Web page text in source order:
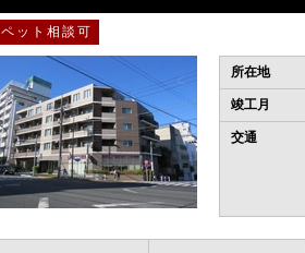
ペット相談可
所在地
竣工月
交通